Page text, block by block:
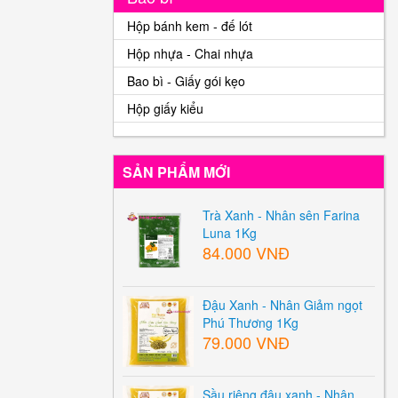
Hộp bánh kem - đế lót
Hộp nhựa - Chai nhựa
Bao bì - Giấy gói kẹo
Hộp giấy kiểu
SẢN PHẨM MỚI
Trà Xanh - Nhân sên Farina
Luna 1Kg
84.000 VNĐ
Đậu Xanh - Nhân Giảm ngọt
Phú Thương 1Kg
79.000 VNĐ
Sầu riêng đậu xanh - Nhân